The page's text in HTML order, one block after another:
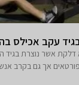
עקב אכילס
דלקת אשר נוצרת בגיד
אך גם בקרב